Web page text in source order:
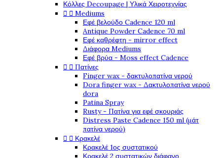
Κόλλες Decoupage | Υλικά Χειροτεχνίας
  Mediums
Εφέ βελούδο Cadence 120 ml
Antique Powder Cadence 70 ml
Εφέ καθρέφτη - mirror effect
Διάφορα Mediums
Εφέ βρύα - Moss effect Cadence
  Πατίνες
Finger wax - δακτυλοπατίνα νερού
Dora finger wax - Δακτυλοπατίνα νερού
dora
Patina Spray
Rusty - Πατίνα για εφέ σκουριάς
Distress Paste Cadence 150 ml (μάτ
πατίνα νερού)
  Κρακελέ
Κρακελέ 1ος συστατικού
Κρακελέ 2 συστατικών διάφανο